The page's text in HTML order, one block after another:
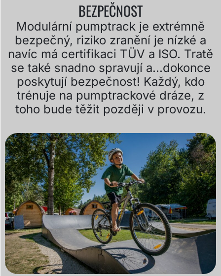
BEZPEČNOST
Modulární pumptrack je extrémně
bezpečný, riziko zranění je nízké a
navíc má certifikaci TÜV a ISO. Tratě
se také snadno spravují a...dokonce
poskytují bezpečnost! Každý, kdo
trénuje na pumptrackové dráze, z
toho bude těžit později v provozu.